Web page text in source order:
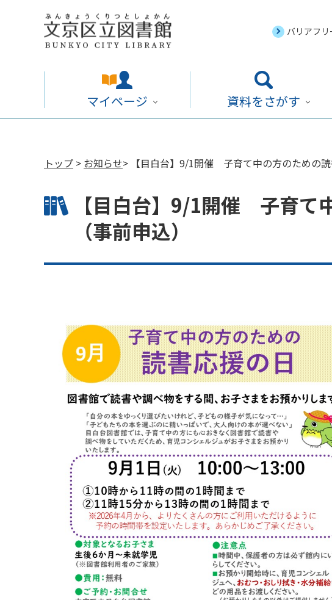
バリアフ
マイページ 資料をさがす
トップ > お知らせ> 【目白台】9/1開催 子育て中の方のための読
【目白台】9/1開催 子育て
（事前申込）